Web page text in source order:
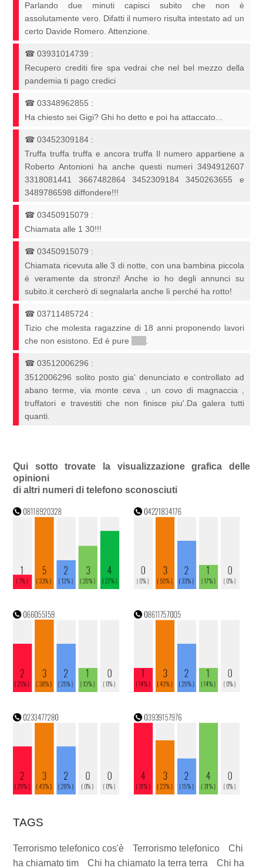
Parlando due minuti capisci subito che non è
assolutamente vero. Difatti il numero risulta intestato ad un
certo Davide Romero. Attenzione.
☎03931014739 :
Recupero crediti fire spa vedrai che nel bel mezzo della
pandemia ti pago credici
☎03348962855 :
Ha chiesto sei Gigi? Ghi ho detto e poi ha attaccato...
☎03452309184 :
Truffa truffa truffa e ancora truffa Il numero appartiene a
Roberto Antonioni ha anche questi numeri 3494912607
3318081441 3667482864 3452309184 3450263655 e
3489786598 diffondere!!!
☎03450915079 :
Chiamata alle 1 30!!!
☎03450915079 :
Chiamata ricevuta alle 3 di notte, con una bambina piccola
é veramente da stronzi! Anche io ho degli annunci su
subito.it cercherò di segnalarla anche lì perché ha rotto!
☎03711485724 :
Tizio che molesta ragazzine di 18 anni proponendo lavori
che non esistono. Ed è pure
*****.
☎03512006296 :
3512006296 solito posto gia' denunciato e controllato ad
abano terme, via monte ceva , un covo di magnaccia ,
truffatori e travestiti che non finisce piu'.Da galera tutti
quanti.
Qui sotto trovate la visualizzazione grafica delle
opinioni
di altri numeri di telefono sconosciuti
TAGS
Terrorismo telefonico cos'è Terrorismo telefonico
Chi
ha chiamato tim
Chi ha chiamato la terra terra Chi ha